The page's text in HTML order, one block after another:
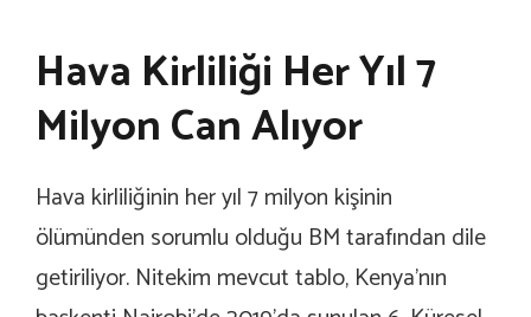
Hava Kirliliği Her Yıl 7
Milyon Can Alıyor
Hava kirliliğinin her yıl 7 milyon kişinin
ölümünden sorumlu olduğu BM tarafından dile
getiriliyor. Nitekim mevcut tablo, Kenya’nın